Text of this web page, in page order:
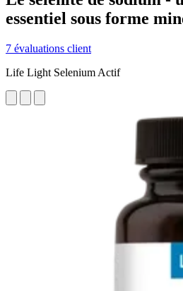
essentiel sous forme
7 évaluations client
Life Light Selenium Actif